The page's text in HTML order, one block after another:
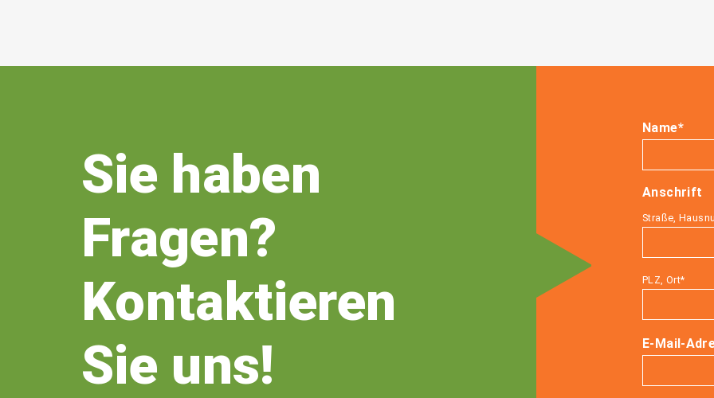
Sie haben
Fragen?
Kontaktieren
Sie uns!
Name*
Bitte
Bitte
Anschrift
Straße,
PLZ, Ort*
E-Mail-